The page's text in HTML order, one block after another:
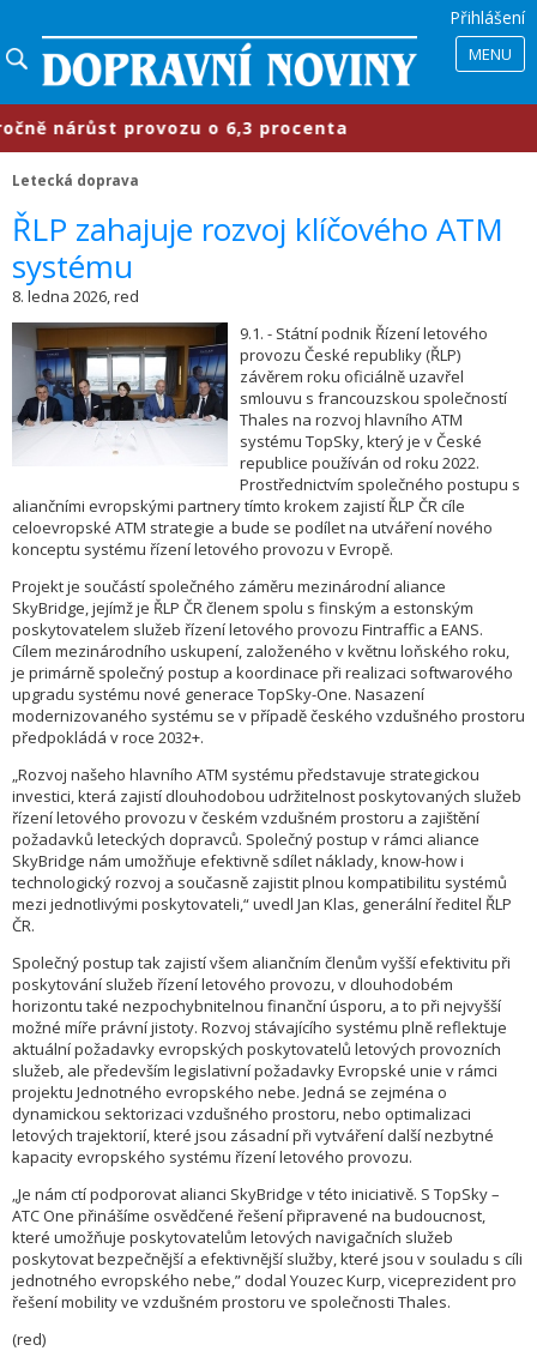
Přihlášení
MENU
provozu o 6,3 procenta
Letecká doprava
​ŘLP zahajuje rozvoj klíčového ATM
systému
8. ledna 2026, red
9.1. - Státní podnik Řízení letového
provozu České republiky (ŘLP)
závěrem roku oficiálně uzavřel
smlouvu s francouzskou společností
Thales na rozvoj hlavního ATM
systému TopSky, který je v České
republice používán od roku 2022.
Prostřednictvím společného postupu s
aliančními evropskými partnery tímto krokem zajistí ŘLP ČR cíle
celoevropské ATM strategie a bude se podílet na utváření nového
konceptu systému řízení letového provozu v Evropě.
Projekt je součástí společného záměru mezinárodní aliance
SkyBridge, jejímž je ŘLP ČR členem spolu s finským a estonským
poskytovatelem služeb řízení letového provozu Fintraffic a EANS.
Cílem mezinárodního uskupení, založeného v květnu loňského roku,
je primárně společný postup a koordinace při realizaci softwarového
upgradu systému nové generace TopSky-One. Nasazení
modernizovaného systému se v případě českého vzdušného prostoru
předpokládá v roce 2032+.
„Rozvoj našeho hlavního ATM systému představuje strategickou
investici, která zajistí dlouhodobou udržitelnost poskytovaných služeb
řízení letového provozu v českém vzdušném prostoru a zajištění
požadavků leteckých dopravců. Společný postup v rámci aliance
SkyBridge nám umožňuje efektivně sdílet náklady, know-how i
technologický rozvoj a současně zajistit plnou kompatibilitu systémů
mezi jednotlivými poskytovateli,“ uvedl Jan Klas, generální ředitel ŘLP
ČR.
Společný postup tak zajistí všem aliančním členům vyšší efektivitu při
poskytování služeb řízení letového provozu, v dlouhodobém
horizontu také nezpochybnitelnou finanční úsporu, a to při nejvyšší
možné míře právní jistoty. Rozvoj stávajícího systému plně reflektuje
aktuální požadavky evropských poskytovatelů letových provozních
služeb, ale především legislativní požadavky Evropské unie v rámci
projektu Jednotného evropského nebe. Jedná se zejména o
dynamickou sektorizaci vzdušného prostoru, nebo optimalizaci
letových trajektorií, které jsou zásadní při vytváření další nezbytné
kapacity evropského systému řízení letového provozu.
„Je nám ctí podporovat alianci SkyBridge v této iniciativě. S TopSky –
ATC One přinášíme osvědčené řešení připravené na budoucnost,
které umožňuje poskytovatelům letových navigačních služeb
poskytovat bezpečnější a efektivnější služby, které jsou v souladu s cíli
jednotného evropského nebe,” dodal Youzec Kurp, viceprezident pro
řešení mobility ve vzdušném prostoru ve společnosti Thales.
(red)